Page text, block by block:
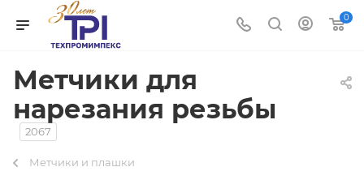
0
Метчики для
нарезания резьбы
2067
Метчики и плашки